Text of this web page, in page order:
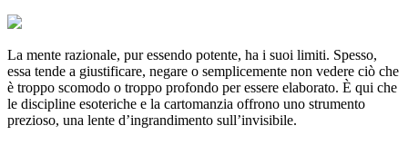
La mente razionale, pur essendo potente, ha i suoi limiti. Spesso,
essa tende a giustificare, negare o semplicemente non vedere ciò che
è troppo scomodo o troppo profondo per essere elaborato. È qui che
le discipline esoteriche e la cartomanzia offrono uno strumento
prezioso, una lente d’ingrandimento sull’invisibile.